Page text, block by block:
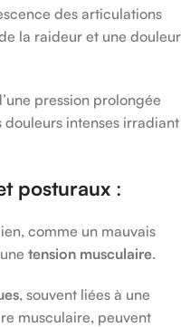
des articulations
la raideur et une douleur
pression prolongée
intenses irradiant
posturaux :
comme un mauvais
tension musculaire.
, souvent liées à une
musculaire, peuvent